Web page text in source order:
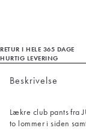
RETUR I HELE 365 DAGE
HURTIG LEVERING
Beskrivelse
Lækre club pants fra
to lommer i siden